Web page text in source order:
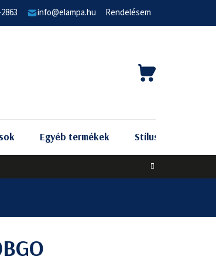
info@elampa.hu Rendelésem
KOSÁR
Egyéb termékek Stílus szerint